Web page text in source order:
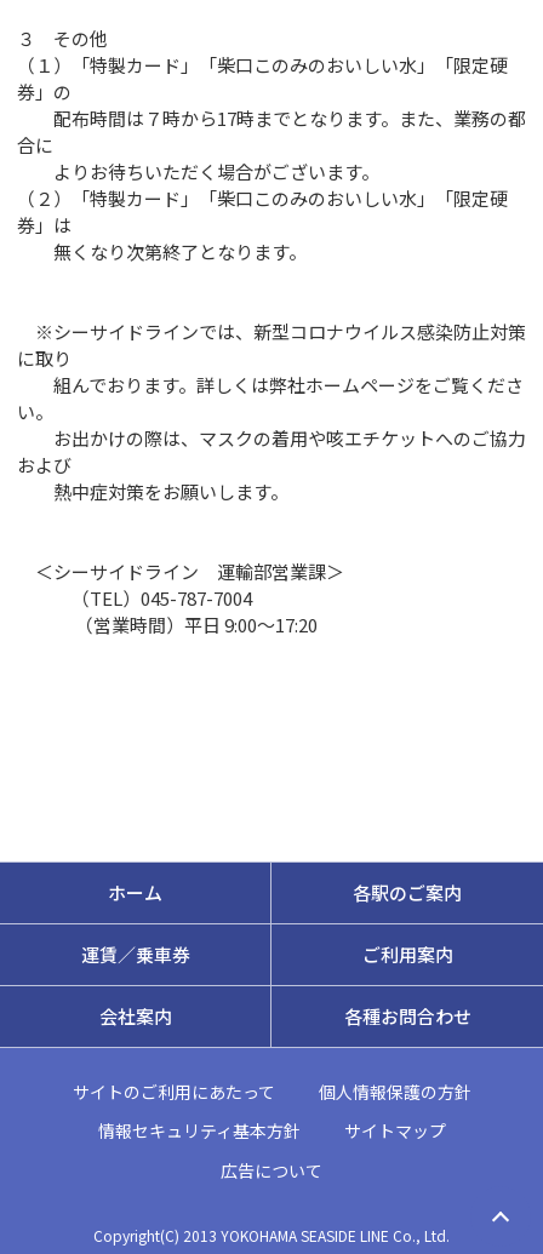
３ その他
（１）「特製カード」「柴口このみのおいしい水」「限定硬
券」の
配布時間は７時から17時までとなります。また、業務の都
合に
よりお待ちいただく場合がございます。
（２）「特製カード」「柴口このみのおいしい水」「限定硬
券」は
無くなり次第終了となります。
※シーサイドラインでは、新型コロナウイルス感染防止対策
に取り
組んでおります。詳しくは弊社ホームページをご覧くださ
い。
お出かけの際は、マスクの着用や咳エチケットへのご協力
および
熱中症対策をお願いします。
＜シーサイドライン 運輸部営業課＞
（TEL）045-787-7004
（営業時間）平日 9:00～17:20
ホーム 各駅のご案内
運賃／乗車券 ご利用案内
会社案内 各種お問合わせ
サイトのご利用にあたって
個人情報保護の方針
情報セキュリティ基本方針
サイトマップ
広告について
Copyright(C) 2013 YOKOHAMA SEASIDE LINE Co., Ltd.